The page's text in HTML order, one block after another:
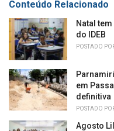
r
i
e
s
:
:Conteúdo Relacionado
Natal
do IDEB
POSTADO
em
definitiva
POSTADO
Agosto